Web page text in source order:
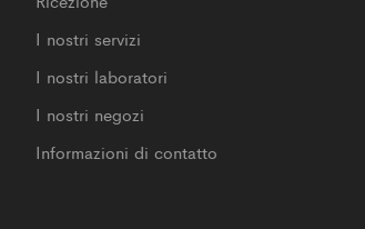
I nostri servizi
I nostri laboratori
I nostri negozi
Informazioni di contatto